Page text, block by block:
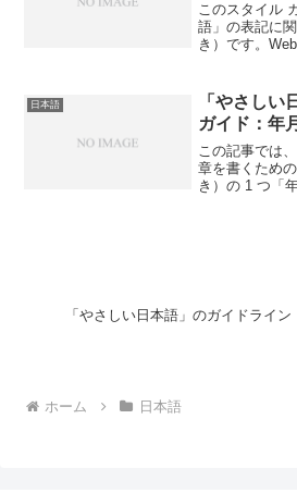
このスタイル
語」の表記に
き）です。
Web サイトの
ために...
日本語
「やさしい
ガイド：年
この記事では
章を書くため
き）の 1 つ「
「やさしい日本語」のガイドライン
ホーム 日本語